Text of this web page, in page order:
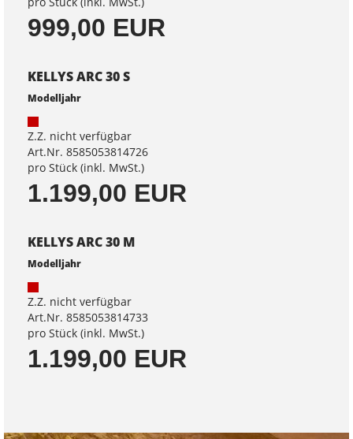
999,00 EUR
KELLYS ARC 30 S
Modelljahr
Z.Z. nicht verfügbar
Art.Nr. 8585053814726
pro Stück (inkl. MwSt.)
1.199,00 EUR
KELLYS ARC 30 M
Modelljahr
Z.Z. nicht verfügbar
Art.Nr. 8585053814733
pro Stück (inkl. MwSt.)
1.199,00 EUR